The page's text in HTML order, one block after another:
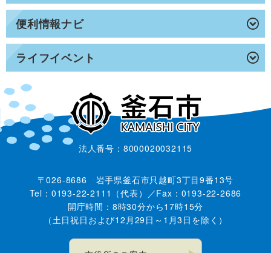
便利情報ナビ
ライフイベント
法人番号：8000020032115
〒026-8686 岩手県釜石市只越町3丁目9番13号
Tel：0193-22-2111（代表）／Fax：0193-22-2686
開庁時間：8時30分から17時15分
（土日祝日および12月29日～1月3日を除く）